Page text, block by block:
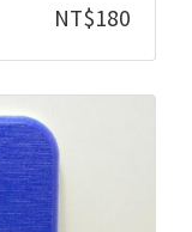
NT$180